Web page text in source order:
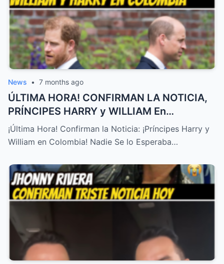
News • 7 months ago
ÚLTIMA HORA! CONFIRMAN LA NOTICIA,
PRÍNCIPES HARRY y WILLIAM En
COLOMBIA! NADIE SE LO ESPERABA – HTT
¡Última Hora! Confirman la Noticia: ¡Príncipes Harry y
William en Colombia! Nadie Se lo Esperaba…